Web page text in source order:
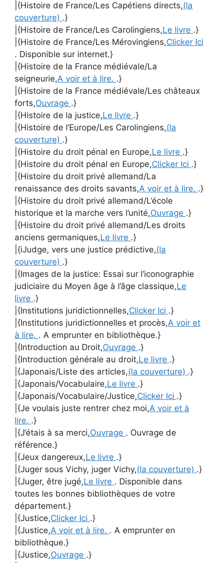
|{Histoire de France/Les Capétiens directs,(la
couverture) .}
|{Histoire de France/Les Carolingiens,Le livre .}
|{Histoire de France/Les Mérovingiens,Clicker Ici
. Disponible sur internet.}
|{Histoire de la France médiévale/La
seigneurie,A voir et à lire. .}
|{Histoire de la France médiévale/Les châteaux
forts,Ouvrage .}
|{Histoire de la justice,Le livre .}
|{Histoire de l’Europe/Les Carolingiens,(la
couverture) .}
|{Histoire du droit pénal en Europe,Le livre .}
|{Histoire du droit pénal en Europe,Clicker Ici .}
|{Histoire du droit privé allemand/La
renaissance des droits savants,A voir et à lire. .}
|{Histoire du droit privé allemand/L’école
historique et la marche vers l’unité,Ouvrage .}
|{Histoire du droit privé allemand/Les droits
anciens germaniques,Le livre .}
|{iJudge, vers une justice prédictive,(la
couverture) .}
|{Images de la justice: Essai sur l’iconographie
judiciaire du Moyen âge à l’âge classique,Le
livre .}
|{Institutions juridictionnelles,Clicker Ici .}
|{Institutions juridictionnelles et procès,A voir et
à lire. . A emprunter en bibliothèque.}
|{Introduction au Droit,Ouvrage .}
|{Introduction générale au droit,Le livre .}
|{Japonais/Liste des articles,(la couverture) .}
|{Japonais/Vocabulaire,Le livre .}
|{Japonais/Vocabulaire/Justice,Clicker Ici .}
|{Je voulais juste rentrer chez moi,A voir et à
lire. .}
|{J’étais à sa merci,Ouvrage . Ouvrage de
référence.}
|{Jeux dangereux,Le livre .}
|{Juger sous Vichy, juger Vichy,(la couverture) .}
|{Juger, être jugé,Le livre . Disponible dans
toutes les bonnes bibliothèques de votre
département.}
|{Justice,Clicker Ici .}
|{Justice,A voir et à lire. . A emprunter en
bibliothèque.}
|{Justice,Ouvrage .}